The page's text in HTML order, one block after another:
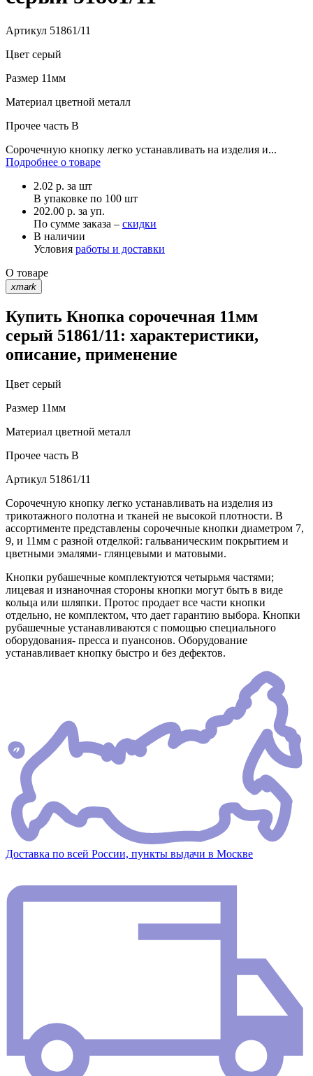
Артикул 51861/11
Цвет серый
Размер 11мм
Материал цветной металл
Прочее часть B
Сорочечную кнопку легко устанавливать на изделия и...
Подробнее о товаре
2.02 р. за шт
В упаковке по 100 шт
202.00 р. за уп.
По сумме заказа – скидки
В наличии
Условия работы и доставки
О товаре
xmark
Купить Кнопка сорочечная 11мм
серый 51861/11: характеристики,
описание, применение
Цвет серый
Размер 11мм
Материал цветной металл
Прочее часть B
Артикул 51861/11
Сорочечную кнопку легко устанавливать на изделия из
трикотажного полотна и тканей не высокой плотности. В
ассортименте представлены сорочечные кнопки диаметром 7,
9, и 11мм с разной отделкой: гальваническим покрытием и
цветными эмалями- глянцевыми и матовыми.
Кнопки рубашечные комплектуются четырьмя частями;
лицевая и изнаночная стороны кнопки могут быть в виде
кольца или шляпки. Протос продает все части кнопки
отдельно, не комплектом, что дает гарантию выбора. Кнопки
рубашечные устанавливаются с помощью специального
оборудования- пресса и пуансонов. Оборудование
устанавливает кнопку быстро и без дефектов.
Доставка по всей России, пункты выдачи в Москве